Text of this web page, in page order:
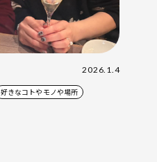
好きなコトやモノや場所
2026.1.4